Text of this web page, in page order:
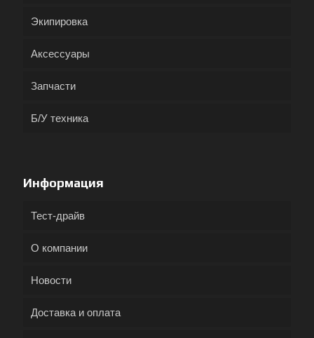
Экипировка
Аксессуары
Запчасти
Б/У техника
Информация
Тест-драйв
О компании
Новости
Доставка и оплата